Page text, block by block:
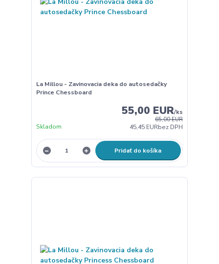
La Millou - Zavinovacia deka do autosedačky
Prince Chessboard
65,00 EUR
55,00 EUR/ks
45,45 EURbez DPH
Skladom
Pridať do košíka